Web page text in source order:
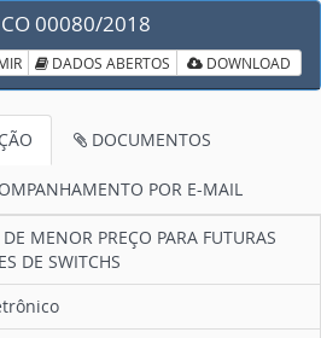
00080/2018
DADOS ABERTOS DOWNLOAD
DOCUMENTOS
POR E-MAIL
MENOR PREÇO PARA FUTURAS
DE SWITCHS